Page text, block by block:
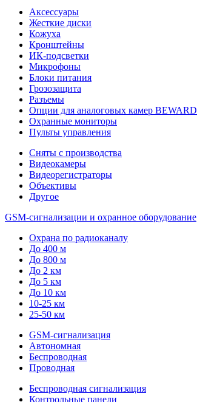
Аксессуары
Жесткие диски
Кожуха
Кронштейны
ИК-подсветки
Микрофоны
Блоки питания
Грозозащита
Разъемы
Опции для аналоговых камер BEWARD
Охранные мониторы
Пульты управления
Сняты с производства
Видеокамеры
Видеорегистраторы
Объективы
Другое
GSM-сигнализации и охранное оборудование
Охрана по радиоканалу
До 400 м
До 800 м
До 2 км
До 5 км
До 10 км
10-25 км
25-50 км
GSM-сигнализация
Автономная
Беспроводная
Проводная
Беспроводная сигнализация
Контрольные панели